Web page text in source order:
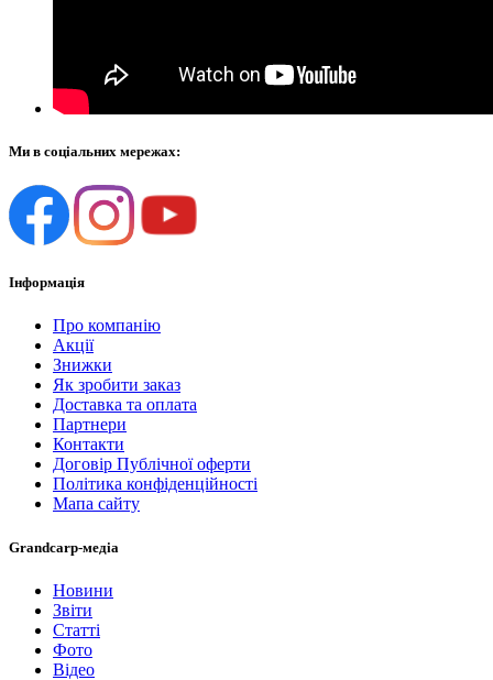
Ми в соціальних мережах:
Інформація
Про компанію
Акції
Знижки
Як зробити заказ
Доставка та оплата
Партнери
Контакти
Договір Публічної оферти
Політика конфіденційності
Мапа сайту
Grandcarp-медіа
Новини
Звіти
Статті
Фото
Відео